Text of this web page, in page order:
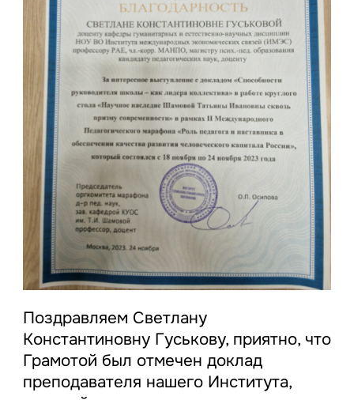
Поздравляем Светлану
Константиновну Гуськову, приятно, что
Грамотой был отмечен доклад
преподавателя нашего Института,